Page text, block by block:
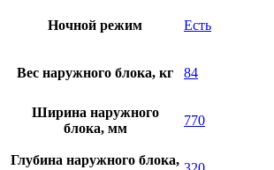
Ночной режим Есть
Вес наружного блока, кг 84
Ширина наружного
блока, мм
770
Глубина наружного блока,